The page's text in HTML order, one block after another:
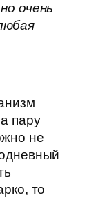
очень
пару
не
то